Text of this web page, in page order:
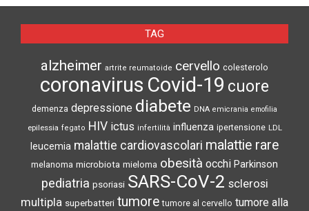
TAG
alzheimer artrite reumatoide cervello colesterolo
coronavirus Covid-19 cuore
demenza depressione diabete DNA emicrania emofilia
epilessia fegato HIV ictus infertilità influenza ipertensione LDL
leucemia malattie cardiovascolari malattie rare
melanoma microbiota mieloma obesità occhi Parkinson
pediatria psoriasi SARS-CoV-2 sclerosi
multipla superbatteri tumore tumore al cervello tumore alla